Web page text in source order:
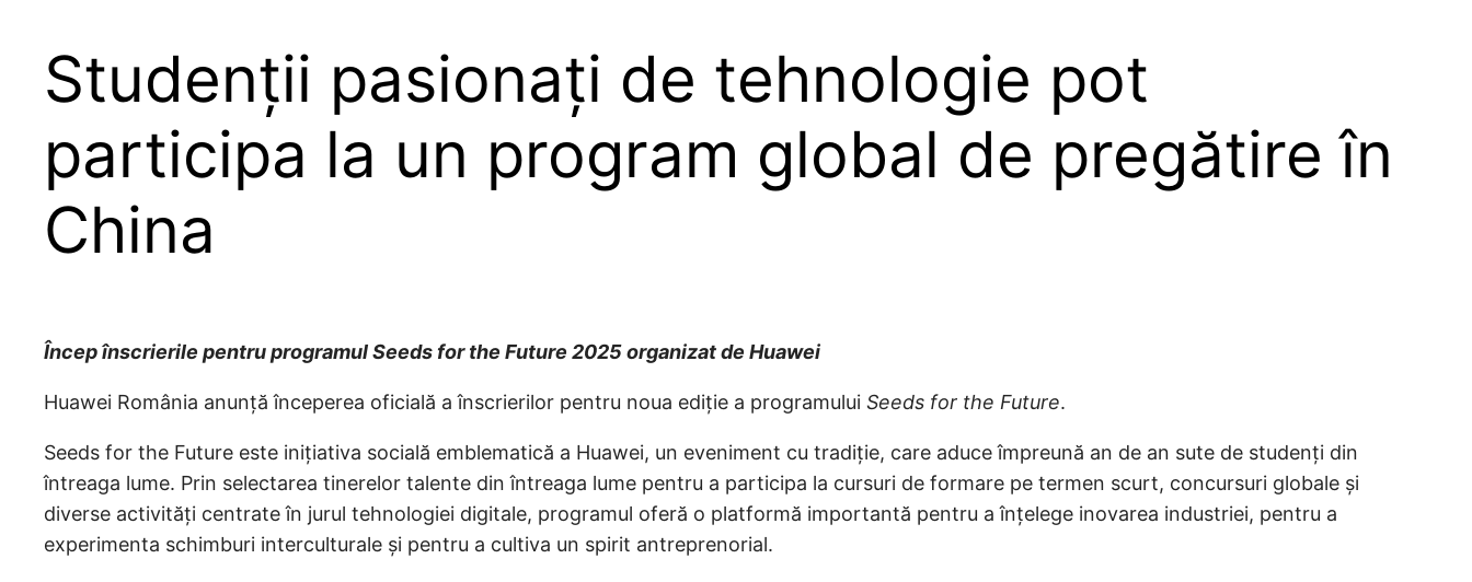
Studenții pasionați de tehnologie pot
participa la un program global de pregătire în
China
Încep înscrierile pentru programul Seeds for the Future 2025 organizat de Huawei
Huawei România anunță începerea oficială a înscrierilor pentru noua ediție a programului Seeds for the Future.
Seeds for the Future este inițiativa socială emblematică a Huawei, un eveniment cu tradiție, care aduce împreună an de an sute de studenți din
întreaga lume. Prin selectarea tinerelor talente din întreaga lume pentru a participa la cursuri de formare pe termen scurt, concursuri globale și
diverse activități centrate în jurul tehnologiei digitale, programul oferă o platformă importantă pentru a înțelege inovarea industriei, pentru a
experimenta schimburi interculturale și pentru a cultiva un spirit antreprenorial.